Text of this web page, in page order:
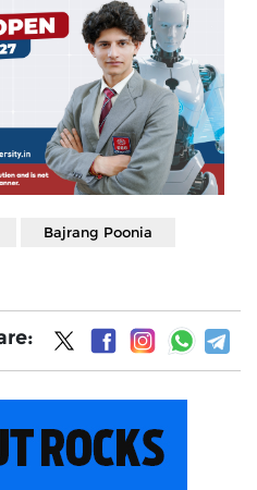
Bajrang Poonia